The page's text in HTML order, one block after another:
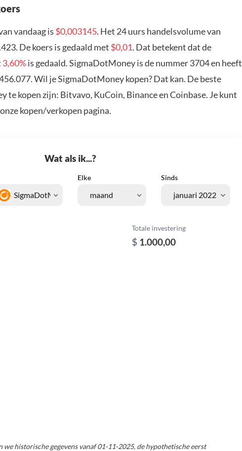
vandaag is $0,003145. Het 24 uurs handelsvolume van
De koers is gedaald met $0,01. Dat betekent dat de
3,60%is gedaald. SigmaDotMoney is de nummer 3704 en heeft
Wil je SigmaDotMoney kopen? Dat kan. De beste
te kopen zijn: Bitvavo, KuCoin, Binance en Coinbase. Je kunt
kopen/verkopen pagina.
Wat als ik...?
Elke Sinds
Totale investering
$ 1.000,00
we historische gegevens vanaf01-11-2025, de hypothetische eerst